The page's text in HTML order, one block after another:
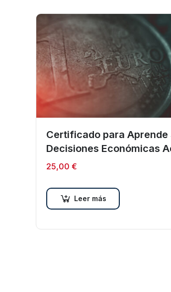
Certificado para Aprende
Decisiones Económicas
25,00 €
Leer más